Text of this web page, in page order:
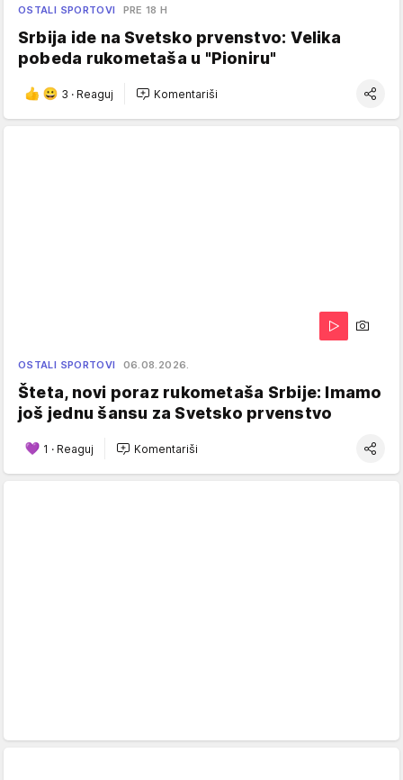
OSTALI SPORTOVI PRE 18 H
Srbija ide na Svetsko prvenstvo: Velika
pobeda rukometaša u "Pioniru"
3 · Reaguj Komentariši
OSTALI SPORTOVI 06.08.2026.
Šteta, novi poraz rukometaša Srbije: Imamo
još jednu šansu za Svetsko prvenstvo
1 · Reaguj Komentariši